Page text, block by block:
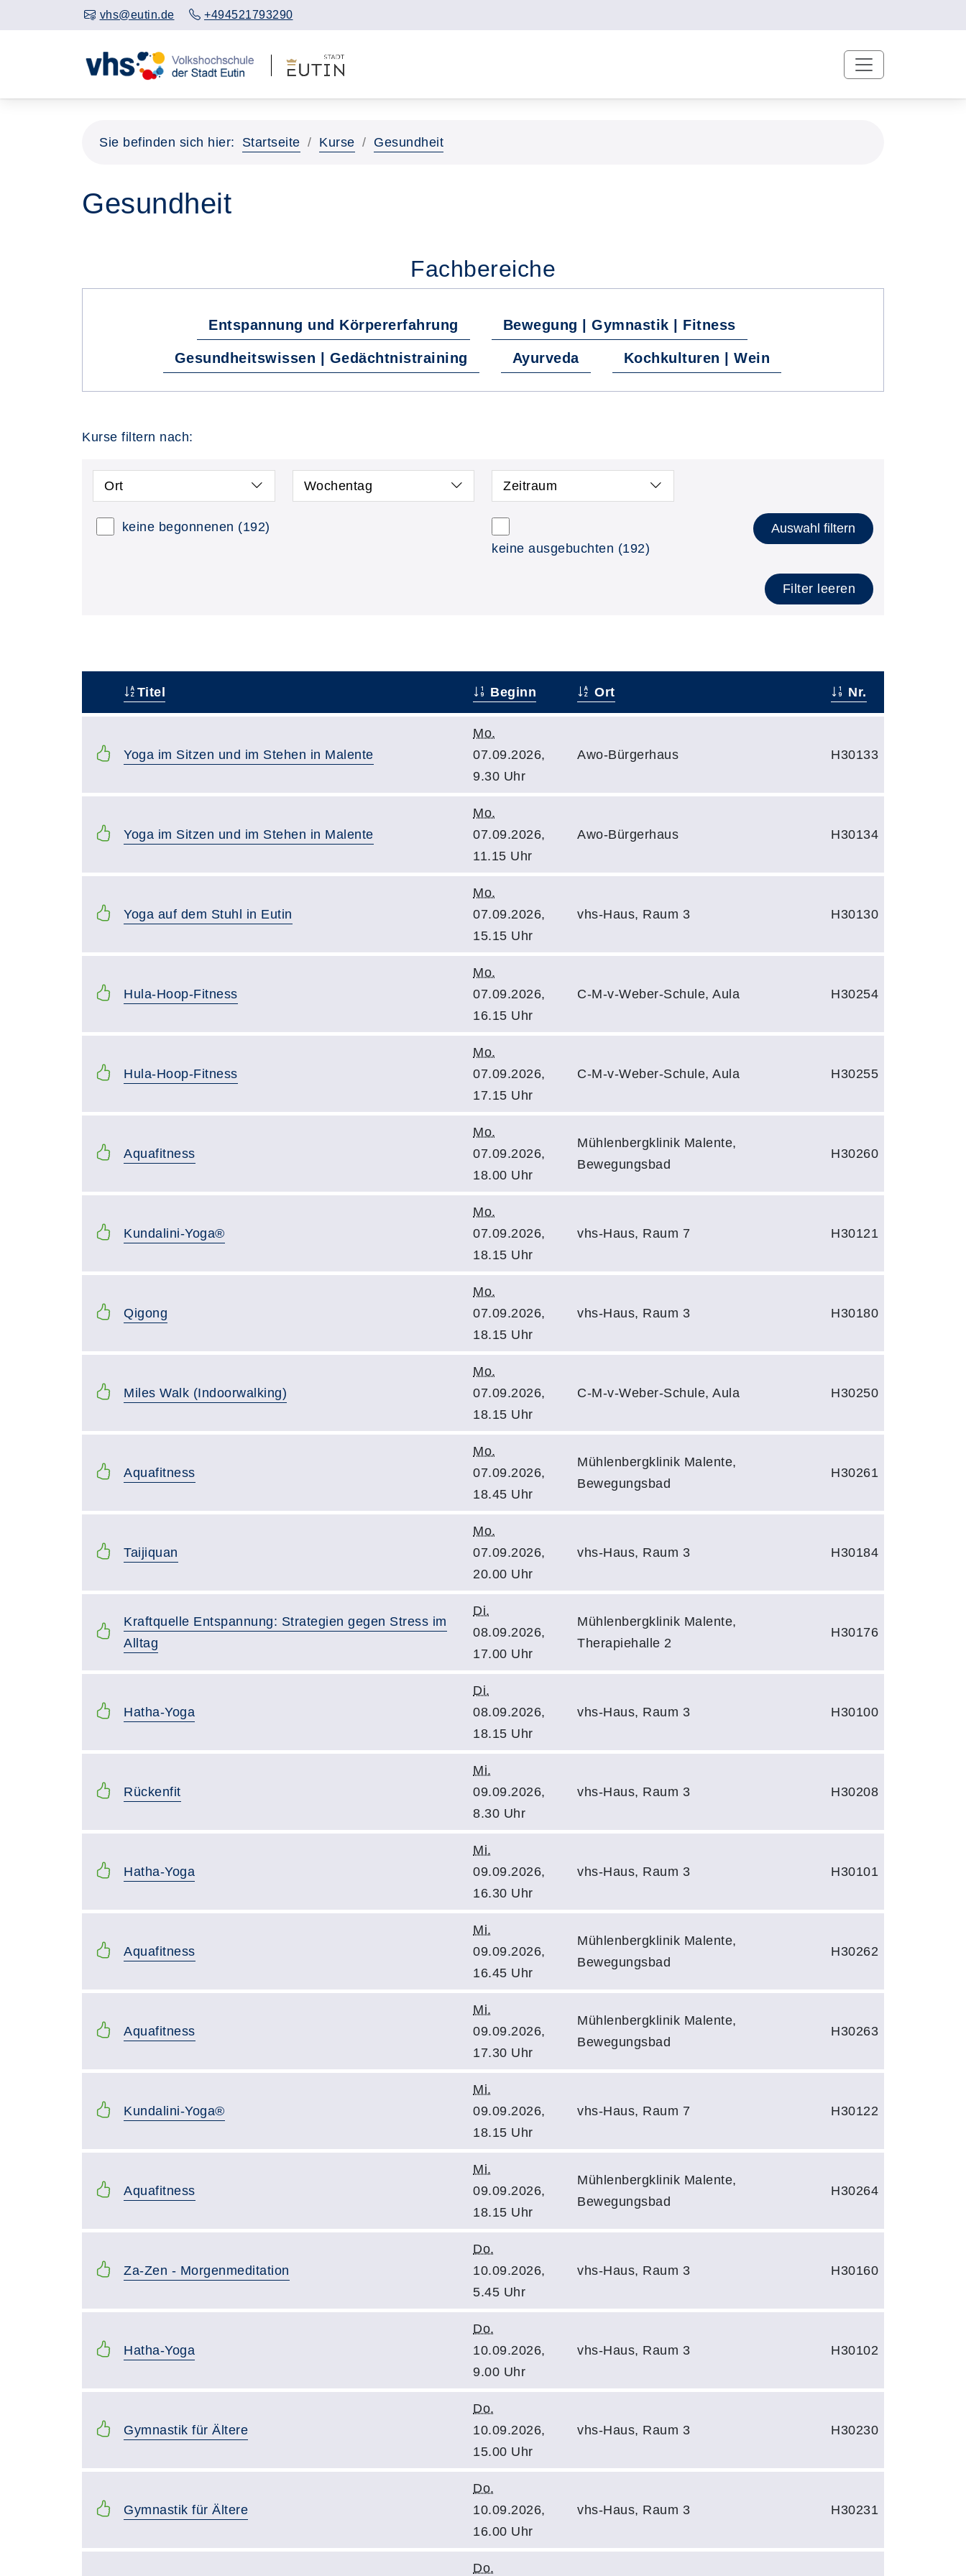
vhs@eutin.de +494521793290
Sie befinden sich hier: Startseite Kurse Gesundheit
Gesundheit
Fachbereiche
Entspannung und Körpererfahrung Bewegung | Gymnastik | Fitness
Gesundheitswissen | Gedächtnistraining Ayurveda Kochkulturen | Wein
Kurse filtern nach:
Ort Wochentag Zeitraum
keine begonnenen (192)
keine ausgebuchten (192)
Auswahl filtern
Filter leeren
Titel Beginn Ort Nr.
Yoga im Sitzen und im Stehen in Malente
Mo.
07.09.2026,
9.30 Uhr
Awo-Bürgerhaus H30133
Yoga im Sitzen und im Stehen in Malente
Mo.
07.09.2026,
11.15 Uhr
Awo-Bürgerhaus H30134
Yoga auf dem Stuhl in Eutin
Mo.
07.09.2026,
15.15 Uhr
vhs-Haus, Raum 3 H30130
Hula-Hoop-Fitness
Mo.
07.09.2026,
16.15 Uhr
C-M-v-Weber-Schule, Aula H30254
Hula-Hoop-Fitness
Mo.
07.09.2026,
17.15 Uhr
C-M-v-Weber-Schule, Aula H30255
Aquafitness
Mo.
07.09.2026,
18.00 Uhr
Mühlenbergklinik Malente,
Bewegungsbad
H30260
Kundalini-Yoga®
Mo.
07.09.2026,
18.15 Uhr
vhs-Haus, Raum 7 H30121
Qigong
Mo.
07.09.2026,
18.15 Uhr
vhs-Haus, Raum 3 H30180
Miles Walk (Indoorwalking)
Mo.
07.09.2026,
18.15 Uhr
C-M-v-Weber-Schule, Aula H30250
Aquafitness
Mo.
07.09.2026,
18.45 Uhr
Mühlenbergklinik Malente,
Bewegungsbad
H30261
Taijiquan
Mo.
07.09.2026,
20.00 Uhr
vhs-Haus, Raum 3 H30184
Kraftquelle Entspannung: Strategien gegen Stress im
Alltag
Di.
08.09.2026,
17.00 Uhr
Mühlenbergklinik Malente,
Therapiehalle 2
H30176
Hatha-Yoga
Di.
08.09.2026,
18.15 Uhr
vhs-Haus, Raum 3 H30100
Rückenfit
Mi.
09.09.2026,
8.30 Uhr
vhs-Haus, Raum 3 H30208
Hatha-Yoga
Mi.
09.09.2026,
16.30 Uhr
vhs-Haus, Raum 3 H30101
Aquafitness
Mi.
09.09.2026,
16.45 Uhr
Mühlenbergklinik Malente,
Bewegungsbad
H30262
Aquafitness
Mi.
09.09.2026,
17.30 Uhr
Mühlenbergklinik Malente,
Bewegungsbad
H30263
Kundalini-Yoga®
Mi.
09.09.2026,
18.15 Uhr
vhs-Haus, Raum 7 H30122
Aquafitness
Mi.
09.09.2026,
18.15 Uhr
Mühlenbergklinik Malente,
Bewegungsbad
H30264
Za-Zen - Morgenmeditation
Do.
10.09.2026,
5.45 Uhr
vhs-Haus, Raum 3 H30160
Hatha-Yoga
Do.
10.09.2026,
9.00 Uhr
vhs-Haus, Raum 3 H30102
Gymnastik für Ältere
Do.
10.09.2026,
15.00 Uhr
vhs-Haus, Raum 3 H30230
Gymnastik für Ältere
Do.
10.09.2026,
16.00 Uhr
vhs-Haus, Raum 3 H30231
Do.